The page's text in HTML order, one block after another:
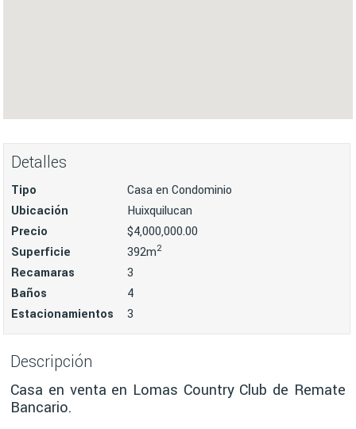
Detalles
Tipo
Casa en Condominio
Ubicación
Huixquilucan
Precio
$4,000,000.00
Superficie
392m2
Recamaras
3
Baños
4
Estacionamientos
3
Descripción
Casa en venta en Lomas Country Club de Remate
Bancario.